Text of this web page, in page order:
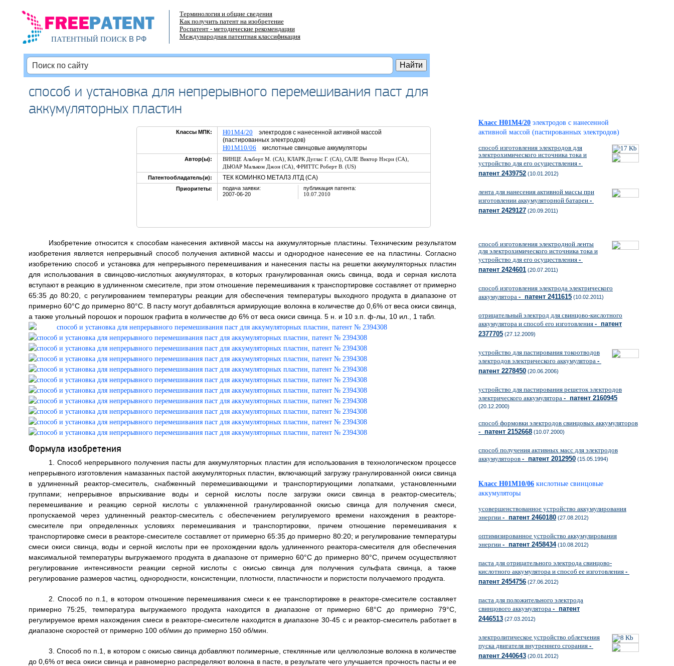
ПАТЕНТНЫЙ ПОИСКВ РФ
Терминология и общие сведения
Как получить патент на изобретение
Роспатент - методические рекомендации
Международная патентная классификация
способ и установка для непрерывного перемешивания паст для
аккумуляторных пластин
Классы МПК: H01M4/20 электродов с нанесенной активной массой
(пастированных электродов)
H01M10/06 кислотные свинцовые аккумуляторы
Автор(ы): ВИНЦЕ Альберт М. (CA), КЛАРК Дуглас Г. (CA), САЛЕ Виктор Нэсри (CA),
ДЬЮАР Мальком Джон (CA), ФРИТТС Роберт В. (US)
Патентообладатель(и):
ТЕК КОМИНКО МЕТАЛЗ ЛТД (CA)
Приоритеты:
подача заявки:
2007-06-20
публикация патента:
10.07.2010
Изобретение относится к способам нанесения активной массы на аккумуляторные пластины. Техническим результатом
изобретения является непрерывный способ получения активной массы и однородное нанесение ее на пластины. Согласно
изобретению способ и установка для непрерывного перемешивания и нанесения пасты на решетки аккумуляторных пластин
для использования в свинцово-кислотных аккумуляторах, в которых гранулированная окись свинца, вода и серная кислота
вступают в реакцию в удлиненном смесителе, при этом отношение перемешивания к транспортировке составляет от примерно
65:35 до 80:20, с регулированием температуры реакции для обеспечения температуры выходного продукта в диапазоне от
примерно 60°С до примерно 80°С. В пасту могут добавляться армирующие волокна в количестве до 0,6% от веса окиси свинца,
а также угольный порошок и порошок графита в количестве до 6% от веса окиси свинца. 5 н. и 10 з.п. ф-лы, 10 ил., 1 табл.
Формула изобретения
1. Способ непрерывного получения пасты для аккумуляторных пластин для использования в технологическом процессе
непрерывного изготовления намазанных пастой аккумуляторных пластин, включающий загрузку гранулированной окиси свинца
в удлиненный реактор-смеситель, снабженный перемешивающими и транспортирующими лопатками, установленными
группами; непрерывное впрыскивание воды и серной кислоты после загрузки окиси свинца в реактор-смеситель;
перемешивание и реакцию серной кислоты с увлажненной гранулированной окисью свинца для получения смеси,
пропускаемой через удлиненный реактор-смеситель с обеспечением регулируемого времени нахождения в реакторе-
смесителе при определенных условиях перемешивания и транспортировки, причем отношение перемешивания к
транспортировке смеси в реакторе-смесителе составляет от примерно 65:35 до примерно 80:20; и регулирование температуры
смеси окиси свинца, воды и серной кислоты при ее прохождении вдоль удлиненного реактора-смесителя для обеспечения
максимальной температуры выгружаемого продукта в диапазоне от примерно 60°С до примерно 80°С, причем осуществляют
регулирование интенсивности реакции серной кислоты с окисью свинца для получения сульфата свинца, а также
регулирование размеров частиц, однородности, консистенции, плотности, пластичности и пористости получаемого продукта.
2. Способ по п.1, в котором отношение перемешивания смеси к ее транспортировке в реакторе-смесителе составляет
примерно 75:25, температура выгружаемого продукта находится в диапазоне от примерно 68°С до примерно 79°С,
регулируемое время нахождения смеси в реакторе-смесителе находится в диапазоне 30-45 с и реактор-смеситель работает в
диапазоне скоростей от примерно 100 об/мин до примерно 150 об/мин.
3. Способ по п.1, в котором с окисью свинца добавляют полимерные, стеклянные или целлюлозные волокна в количестве
до 0,6% от веса окиси свинца и равномерно распределяют волокна в пасте, в результате чего улучшается прочность пасты и ее
Класс H01M4/20 электродов с нанесенной
активной массой (пастированных электродов)
способ изготовления электродов для
электрохимического источника тока и
устройство для его осуществления -
патент 2439752 (10.01.2012)
лента для нанесения активной массы при
изготовлении аккумуляторной батареи -
патент 2429127 (20.09.2011)
способ изготовления электродной ленты
для электрохимического источника тока и
устройство для его осуществления -
патент 2424601 (20.07.2011)
способ изготовления электрода электрического
аккумулятора - патент 2411615 (10.02.2011)
отрицательный электрод для свинцово-кислотного
аккумулятора и способ его изготовления - патент
2377705 (27.12.2009)
устройство для пастирования токоотводов
электродов электрического аккумулятора -
патент 2278450 (20.06.2006)
устройство для пастирования решеток электродов
электрического аккумулятора - патент 2160945
(20.12.2000)
способ формовки электродов свинцовых аккумуляторов
- патент 2152668 (10.07.2000)
способ получения активных масс для электродов
аккумуляторов - патент 2012950 (15.05.1994)
Класс H01M10/06 кислотные свинцовые
аккумуляторы
усовершенствованное устройство аккумулирования
энергии - патент 2460180 (27.08.2012)
оптимизированное устройство аккумулирования
энергии - патент 2458434(10.08.2012)
паста для отрицательного электрода свинцово-
кислотного аккумулятора и способ ее изготовления -
патент 2454756 (27.06.2012)
паста для положительного электрода
свинцового аккумулятора - патент
2446513 (27.03.2012)
электролитическое устройство облегчения
пуска двигателя внутреннего сгорания -
патент 2440643 (20.01.2012)